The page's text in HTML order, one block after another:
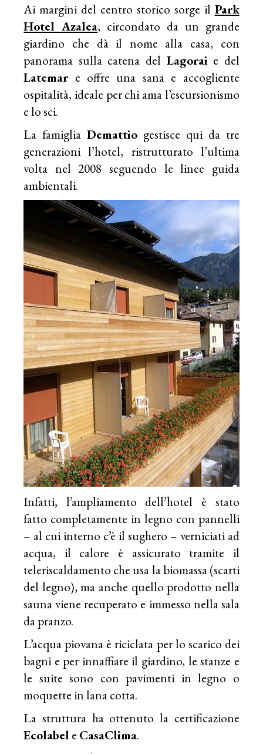
Ai margini del centro storico sorge il Park
Hotel Azalea, circondato da un grande
giardino che dà il nome alla casa, con
panorama sulla catena del Lagoraie del
Latemar e offre una sana e accogliente
ospitalità, ideale per chi ama l’escursionismo
e lo sci.
La famigliaDemattio gestisce qui da tre
generazioni l’hotel, ristrutturato l’ultima
volta nel 2008 seguendo le linee guida
ambientali.
Infatti, l’ampliamento dell’hotel è stato
fatto completamente in legno con pannelli
– al cui interno c’è il sughero – verniciati ad
acqua, il calore è assicurato tramite il
teleriscaldamento che usa la biomassa (scarti
del legno), ma anche quello prodotto nella
sauna viene recuperato e immesso nella sala
da pranzo.
L’acqua piovana è riciclata per lo scarico dei
bagni e per innaffiare il giardino, le stanze e
le suite sono con pavimenti in legno o
moquette in lana cotta.
La struttura ha ottenuto la certificazione
Ecolabel e CasaClima.